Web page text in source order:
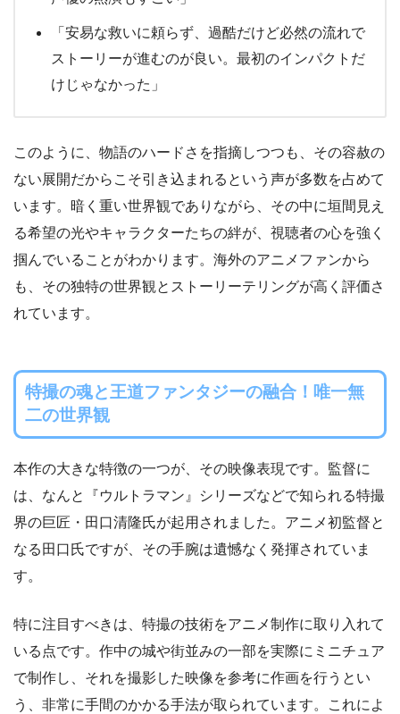
「安易な救いに頼らず、過酷だけど必然の流れで
ストーリーが進むのが良い。最初のインパクトだ
けじゃなかった」
このように、物語のハードさを指摘しつつも、その容赦の
ない展開だからこそ引き込まれるという声が多数を占めて
います。暗く重い世界観でありながら、その中に垣間見え
る希望の光やキャラクターたちの絆が、視聴者の心を強く
掴んでいることがわかります。海外のアニメファンから
も、その独特の世界観とストーリーテリングが高く評価さ
れています。
特撮の魂と王道ファンタジーの融合！唯一無
二の世界観
本作の大きな特徴の一つが、その映像表現です。監督に
は、なんと『ウルトラマン』シリーズなどで知られる特撮
界の巨匠・田口清隆氏が起用されました。アニメ初監督と
なる田口氏ですが、その手腕は遺憾なく発揮されていま
す。
特に注目すべきは、特撮の技術をアニメ制作に取り入れて
いる点です。作中の城や街並みの一部を実際にミニチュア
で制作し、それを撮影した映像を参考に作画を行うとい
う、非常に手間のかかる手法が取られています。これによ